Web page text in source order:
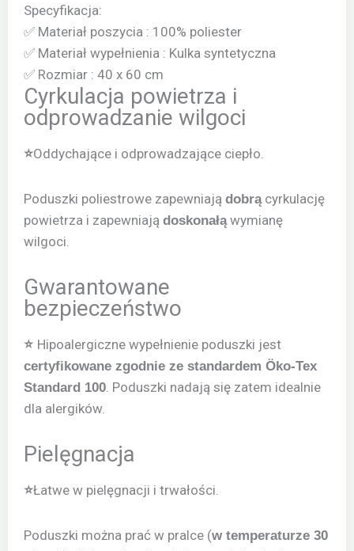
Specyfikacja:
✅ Materiał poszycia : 100% poliester
✅ Materiał wypełnienia : Kulka syntetyczna
✅ Rozmiar : 40 x 60 cm
Cyrkulacja powietrza i
odprowadzanie wilgoci
⭐Oddychające i odprowadzające ciepło.
Poduszki poliestrowe zapewniają dobrącyrkulację
powietrza i zapewniają doskonałąwymianę
wilgoci.
Gwarantowane
bezpieczeństwo
⭐ Hipoalergiczne wypełnienie poduszki jest
certyfikowane zgodnie ze standardem Öko-Tex
Standard 100. Poduszki nadają się zatem idealnie
dla alergików.
Pielęgnacja
⭐Łatwe w pielęgnacji i trwałości.
Poduszki można prać w pralce (w temperaturze 30